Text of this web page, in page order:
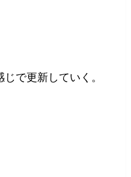
で更新していく。